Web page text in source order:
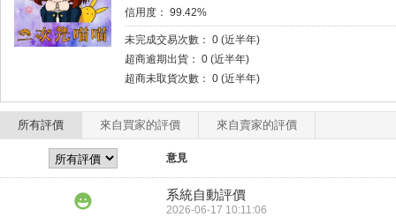
信用度： 99.42%
未完成交易次數： 0 (近半年)
超商逾期出貨： 0 (近半年)
超商未取貨次數： 0 (近半年)
所有評價 來自買家的評價 來自賣家的評價
意見
系統自動評價
2026-06-17 10:11:06